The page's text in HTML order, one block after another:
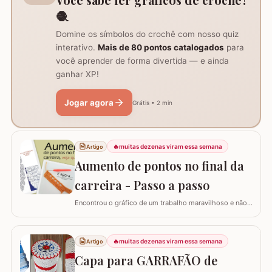
🧶
Domine os símbolos do crochê com nosso quiz
interativo. Mais de 80 pontos catalogados para
você aprender de forma divertida — e ainda
ganhar XP!
Jogar agora Grátis • 2 min
Artigo 🔥muitas dezenas viram essa semana
Aumento de pontos no final da
carreira - Passo a passo
Encontrou o gráfico de um trabalho maravilhoso e não
explicar de forma simples como interpretar o gráfico,
calcular a quantidade de correntes para iniciar um
trabalho e aumentar a quantidade de pontos no início ou
no final da carreira. (Link para…
Artigo 🔥muitas dezenas viram essa semana
Capa para GARRAFÃO de